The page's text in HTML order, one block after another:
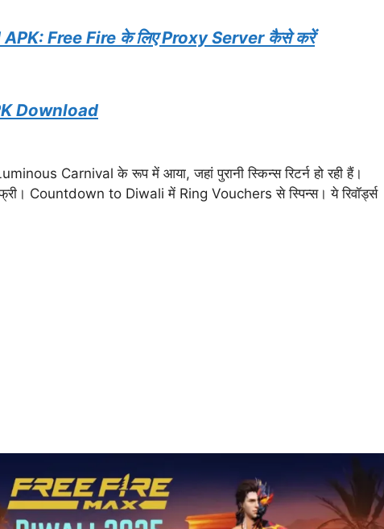
Free Fire के लिए Proxy Server कैसे करें
Download
Carnival के रूप में आया, जहां पुरानी स्किन्स रिटर्न हो रही हैं।
Countdown to Diwali में Ring Vouchers से स्पिन्स। ये रिवॉर्ड्स